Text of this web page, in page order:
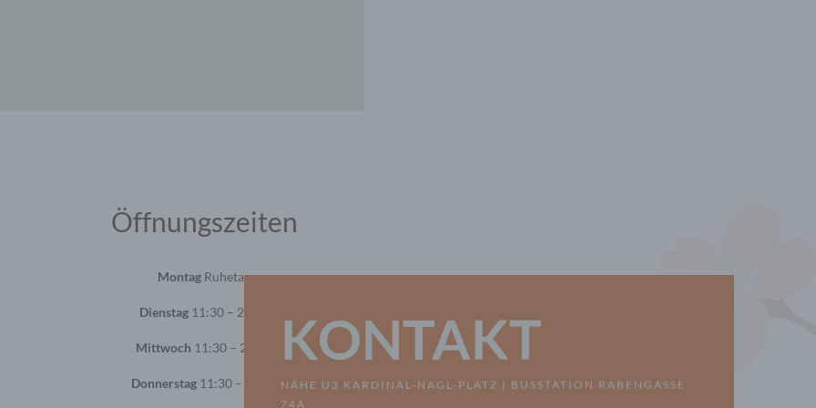
KONTAKT
NÄHE U3 KARDINAL-NAGL-PLATZ | BUSSTATION RABENGASSE
74A
Öffnungszeiten
Montag Ruhetag
Dienstag11:30 – 22:00
Mittwoch 11:30 – 22:00
Donnerstag11:30 – 22:00
oder für die Verarbeitung Verantwortlicher ist die
von personenbezogenen Daten entscheidet. Sind die
der Mitgliedstaaten vorgegeben, so kann der Verantwortliche
können die bestimmten Kriterien seiner Benennung
dem Unionsrecht oder dem Recht der Mitgliedstaaten vorgesehen